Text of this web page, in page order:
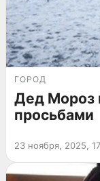
ГОРОД
Дед Мороз
просьбами
23 ноября, 2025,